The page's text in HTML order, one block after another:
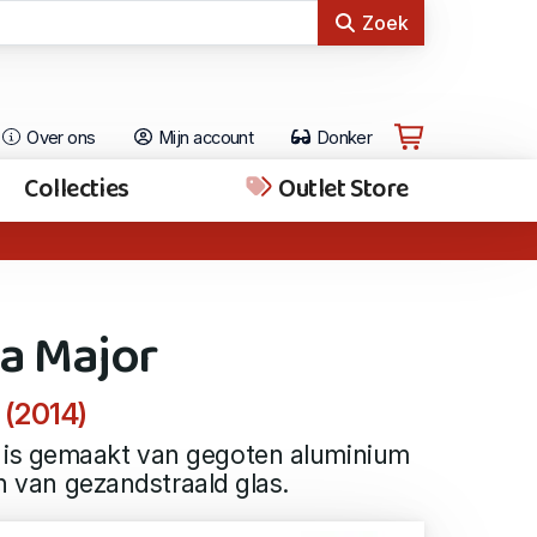
Zoek
Over ons Mijn account Donker
Collecties Outlet Store
Major
gemaakt van gegoten aluminium
van gezandstraald glas.